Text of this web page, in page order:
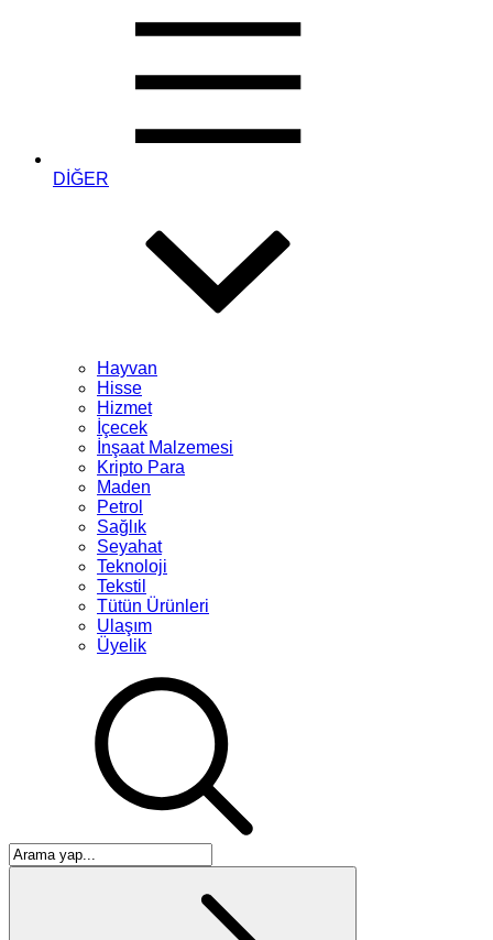
DİĞER
Hayvan
Hisse
Hizmet
İçecek
İnşaat Malzemesi
Kripto Para
Maden
Petrol
Sağlık
Seyahat
Teknoloji
Tekstil
Tütün Ürünleri
Ulaşım
Üyelik